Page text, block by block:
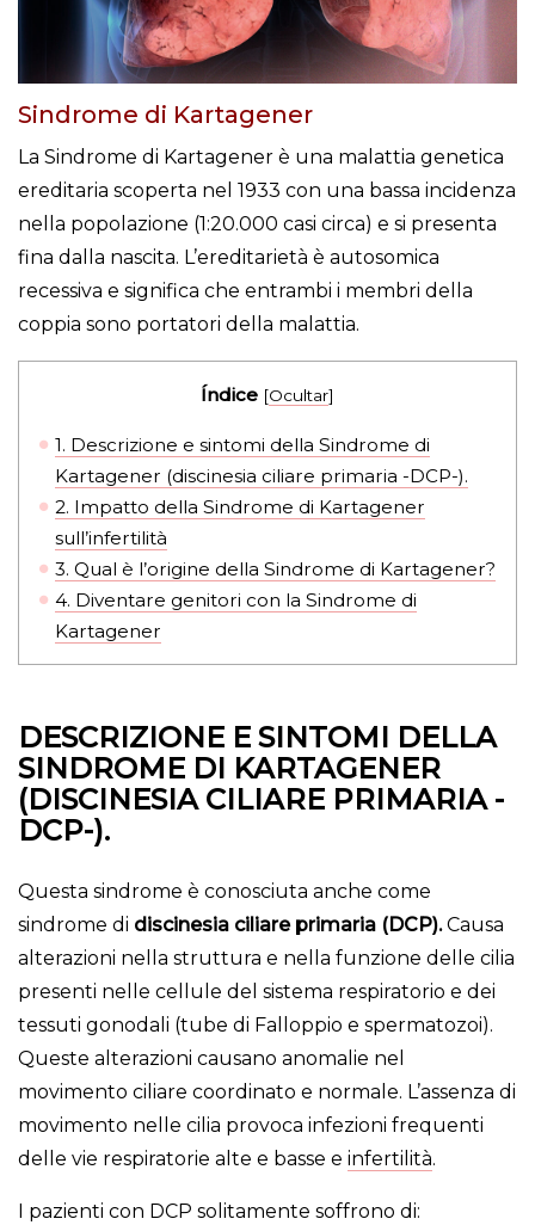
Sindrome di Kartagener
La Sindrome di Kartagener è una malattia genetica
ereditaria scoperta nel 1933 con una bassa incidenza
nella popolazione (1:20.000 casi circa) e si presenta
fina dalla nascita. L’ereditarietà è autosomica
recessiva e significa che entrambi i membri della
coppia sono portatori della malattia.
Índice [Ocultar]
1. Descrizione e sintomi della Sindrome di
Kartagener (discinesia ciliare primaria -DCP-).
2. Impatto della Sindrome di Kartagener
sull’infertilità
3. Qual è l’origine della Sindrome di Kartagener?
4. Diventare genitori con la Sindrome di
Kartagener
DESCRIZIONE E SINTOMI DELLA
SINDROME DI KARTAGENER
(DISCINESIA CILIARE PRIMARIA -
DCP-).
Questa sindrome è conosciuta anche come
sindrome di discinesia ciliare primaria (DCP).Causa
alterazioni nella struttura e nella funzione delle cilia
presenti nelle cellule del sistema respiratorio e dei
tessuti gonodali (tube di Falloppio e spermatozoi).
Queste alterazioni causano anomalie nel
movimento ciliare coordinato e normale. L’assenza di
movimento nelle cilia provoca infezioni frequenti
delle vie respiratorie alte e basse e infertilità.
I pazienti con DCP solitamente soffrono di: